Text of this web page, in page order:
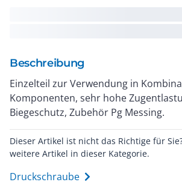
Beschreibung
Einzelteil zur Verwendung in
Komponenten, sehr hohe
Biegeschutz, Zubehör Pg Messing.
Dieser Artikel ist nicht das Richtige für
weitere Artikel in dieser Kategorie.
Druckschraube